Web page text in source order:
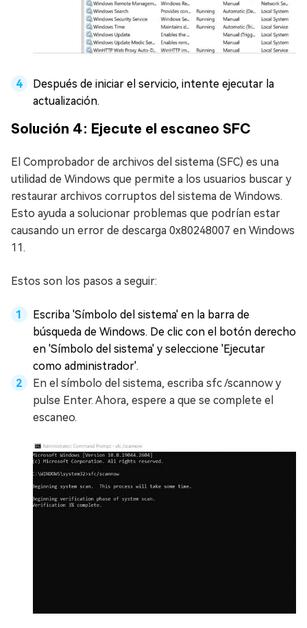
Después de iniciar el servicio, intente ejecutar la
actualización.
Solución 4: Ejecute el escaneo SFC
El Comprobador de archivos del sistema (SFC) es una
utilidad de Windows que permite a los usuarios buscar y
restaurar archivos corruptos del sistema de Windows.
Esto ayuda a solucionar problemas que podrían estar
causando un error de descarga 0x80248007 en Windows
11.
Estos son los pasos a seguir:
Escriba 'Símbolo del sistema' en la barra de
búsqueda de Windows. De clic con el botón derecho
en 'Símbolo del sistema' y seleccione 'Ejecutar
como administrador'.
En el símbolo del sistema, escriba sfc /scannow y
pulse Enter. Ahora, espere a que se complete el
escaneo.